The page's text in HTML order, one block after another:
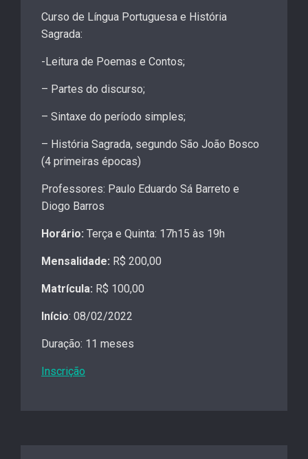
Curso de Língua Portuguesa e História
Sagrada:
-Leitura de Poemas e Contos;
– Partes do discurso;
– Sintaxe do período simples;
– História Sagrada, segundo São João Bosco
(4 primeiras épocas)
Professores: Paulo Eduardo Sá Barreto e
Diogo Barros
Horário: Terça e Quinta: 17h15 às 19h
Mensalidade: R$ 200,00
Matrícula: R$ 100,00
Início: 08/02/2022
Duração: 11 meses
Inscrição